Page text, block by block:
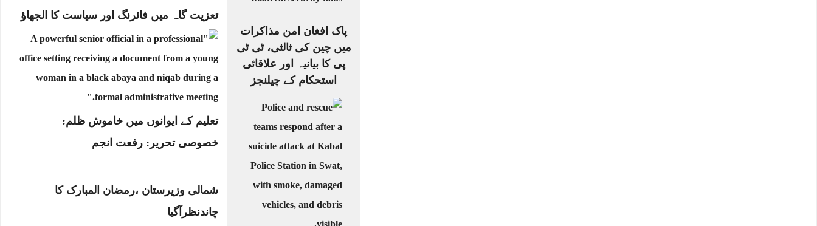
تعزیت گاہ میں فائرنگ اور سیاست کا الجھاؤ
تعلیم کے ایوانوں میں خاموش ظلم:
خصوصی تحریر: رفعت انجم
شمالی وزیرستان ،رمضان المبارک کا
چاندنظرآگیا
پاک افغان امن مذاکرات
میں چین کی ثالثی، ٹی ٹی
پی کا بیانیہ اور علاقائی
استحکام کے چیلنجز